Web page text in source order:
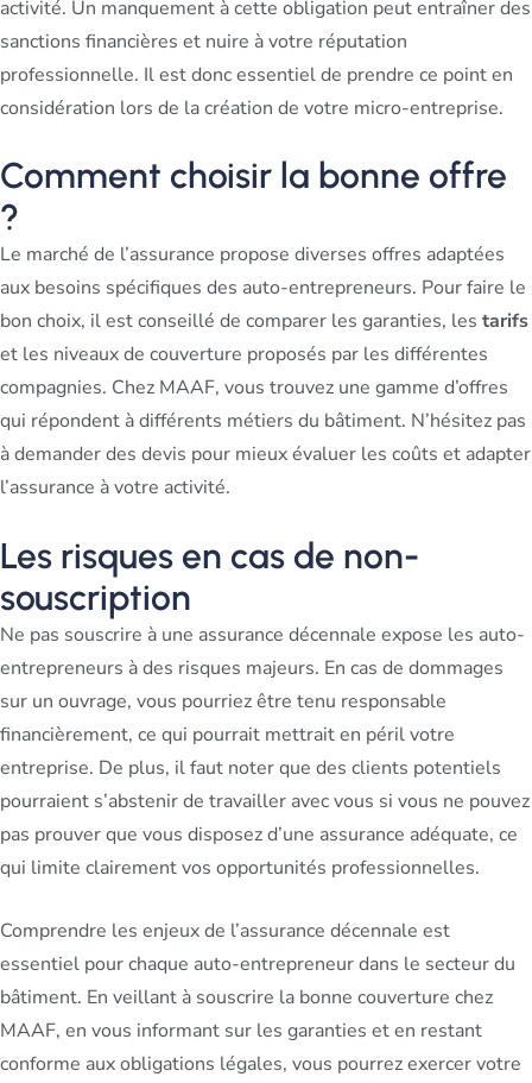
activité. Un manquement à cette obligation peut entraîner des
sanctions financières et nuire à votre réputation
professionnelle. Il est donc essentiel de prendre ce point en
considération lors de la création de votre micro-entreprise.
Comment choisir la bonne offre
?
Le marché de l’assurance propose diverses offres adaptées
aux besoins spécifiques des auto-entrepreneurs. Pour faire le
bon choix, il est conseillé de comparer les garanties, les tarifs
et les niveaux de couverture proposés par les différentes
compagnies. Chez MAAF, vous trouvez une gamme d’offres
qui répondent à différents métiers du bâtiment. N’hésitez pas
à demander des devis pour mieux évaluer les coûts et adapter
l’assurance à votre activité.
Les risques en cas de non-
souscription
Ne pas souscrire à une assurance décennale expose les auto-
entrepreneurs à des risques majeurs. En cas de dommages
sur un ouvrage, vous pourriez être tenu responsable
financièrement, ce qui pourrait mettrait en péril votre
entreprise. De plus, il faut noter que des clients potentiels
pourraient s’abstenir de travailler avec vous si vous ne pouvez
pas prouver que vous disposez d’une assurance adéquate, ce
qui limite clairement vos opportunités professionnelles.
Comprendre les enjeux de l’assurance décennale est
essentiel pour chaque auto-entrepreneur dans le secteur du
bâtiment. En veillant à souscrire la bonne couverture chez
MAAF, en vous informant sur les garanties et en restant
conforme aux obligations légales, vous pourrez exercer votre